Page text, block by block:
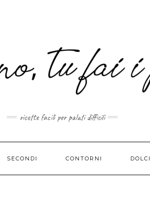
ricette facili per palati difficili
SECONDI CONTORNI DOLCI